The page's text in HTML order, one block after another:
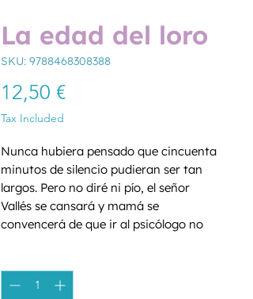
La edad del loro
SKU: 9788468308388
12,50 €Price
Tax Included
Nunca hubiera pensado que cincuenta
minutos de silencio pudieran ser tan
largos. Pero no diré ni pío, el señor
Vallés se cansará y mamá se
convencerá de que ir al psicólogo no
ayuda. Rita está triste, Rita no habla,